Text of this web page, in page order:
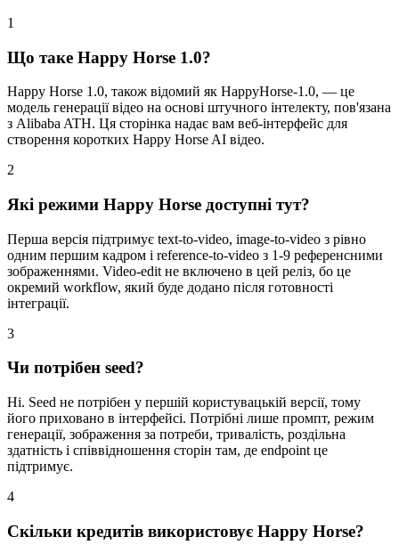
1
Що таке Happy Horse 1.0?
Happy Horse 1.0, також відомий як HappyHorse-1.0, — це
модель генерації відео на основі штучного інтелекту, пов'язана
з Alibaba ATH. Ця сторінка надає вам веб-інтерфейс для
створення коротких Happy Horse AI відео.
2
Які режими Happy Horse доступні тут?
Перша версія підтримує text-to-video, image-to-video з рівно
одним першим кадром і reference-to-video з 1-9 референсними
зображеннями. Video-edit не включено в цей реліз, бо це
окремий workflow, який буде додано після готовності
інтеграції.
3
Чи потрібен seed?
Ні. Seed не потрібен у першій користувацькій версії, тому
його приховано в інтерфейсі. Потрібні лише промпт, режим
генерації, зображення за потреби, тривалість, роздільна
здатність і співвідношення сторін там, де endpoint це
підтримує.
4
Скільки кредитів використовує Happy Horse?